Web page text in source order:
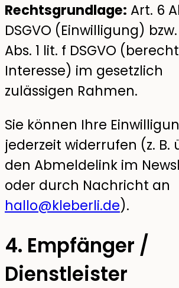
Rechtsgrundlage: Art. 6
DSGVO (Einwilligung)
Abs. 1 lit. f DSGVO
Interesse) im gesetzlich
zulässigen Rahmen.
Sie können Ihre
jederzeit widerrufen (z. B.
den Abmeldelink im
oder durch Nachricht an
hallo@kleberli.de).
4. Empfänger /
Dienstleister